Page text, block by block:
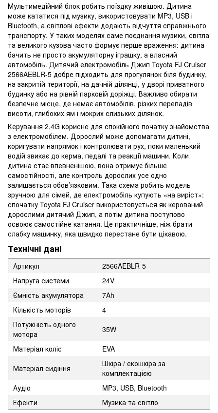
Мультимедійний блок робить поїздку живішою. Дитина
може кататися під музику, використовувати MP3, USB і
Bluetooth, а світлові ефекти додають відчуття справжнього
транспорту. У таких моделях саме поєднання музики, світла
та великого кузова часто формує перше враження: дитина
бачить не просто акумуляторну іграшку, а власний
автомобіль. Дитячий електромобіль Джип Toyota FJ Cruiser
2566AEBLR-5 добре підходить для прогулянок біля будинку,
на закритій території, на дачній ділянці, у дворі приватного
будинку або на рівній парковій доріжці. Важливо обирати
безпечне місце, де немає автомобілів, різких перепадів
висоти, глибоких ям і мокрих слизьких ділянок.
Керування 2,4G корисне для спокійного початку знайомства
з електромобілем. Дорослий може допомагати дитині,
коригувати напрямок і контролювати рух, поки маленький
водій звикає до керма, педалі та реакції машини. Коли
дитина стає впевненішою, вона отримує більше
самостійності, але контроль дорослих усе одно
залишається обов’язковим. Така схема робить модель
зручною для сімей, де електромобіль купують «на виріст»:
спочатку Toyota FJ Cruiser використовується як керований
дорослими дитячий Джип, а потім дитина поступово
освоює самостійне катання. Це практичніше, ніж брати
слабку машинку, яка швидко перестане бути цікавою.
Технічні дані
Артикул
2566AEBLR-5
Напруга системи
24V
Ємність акумулятора
7Ah
Кількість моторів
4
Потужність одного
мотора
35W
Матеріал коліс
EVA
Матеріал сидіння
Шкіра / екошкіра за
комплектацією
Аудіо
MP3, USB, Bluetooth
Ефекти
Музика та світло